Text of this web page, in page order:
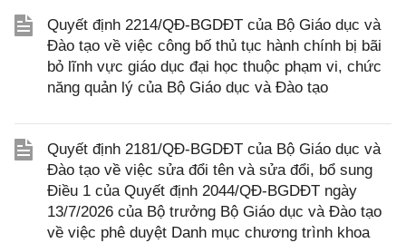
Quyết định 2214/QĐ-BGDĐT của Bộ Giáo dục và
Đào tạo về việc công bố thủ tục hành chính bị bãi
bỏ lĩnh vực giáo dục đại học thuộc phạm vi, chức
năng quản lý của Bộ Giáo dục và Đào tạo
Quyết định 2181/QĐ-BGDĐT của Bộ Giáo dục và
Đào tạo về việc sửa đổi tên và sửa đổi, bổ sung
Điều 1 của Quyết định 2044/QĐ-BGDĐT ngày
13/7/2026 của Bộ trưởng Bộ Giáo dục và Đào tạo
về việc phê duyệt Danh mục chương trình khoa